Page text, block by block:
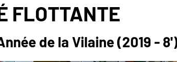
FLOTTANTE
de la Vilaine (2019 -